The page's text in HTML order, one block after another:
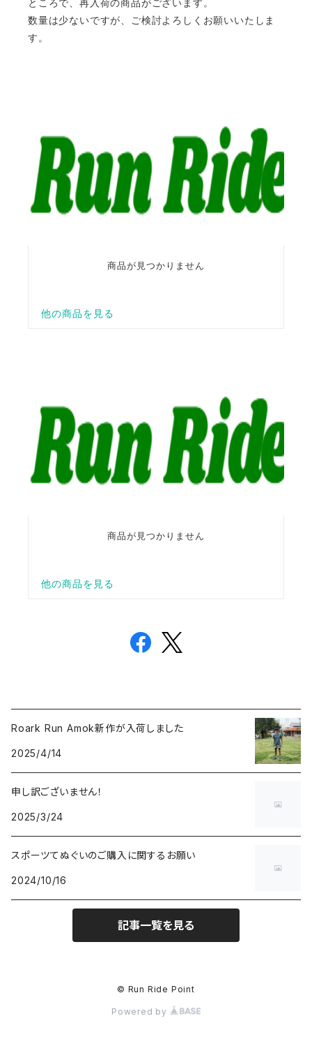
ところで、再入荷の商品がございます。
数量は少ないですが、ご検討よろしくお願いいたしま
す。
Roark Run Amok新作が入荷しました
2025/4/14
申し訳ございません！
2025/3/24
スポーツてぬぐいのご購入に関するお願い
2024/10/16
記事一覧を見る
© Run Ride Point
Powered by